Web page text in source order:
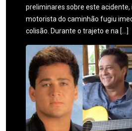
preliminares sobre este acidente,
motorista do caminhão fugiu
colisão. Durante o trajeto e na […]